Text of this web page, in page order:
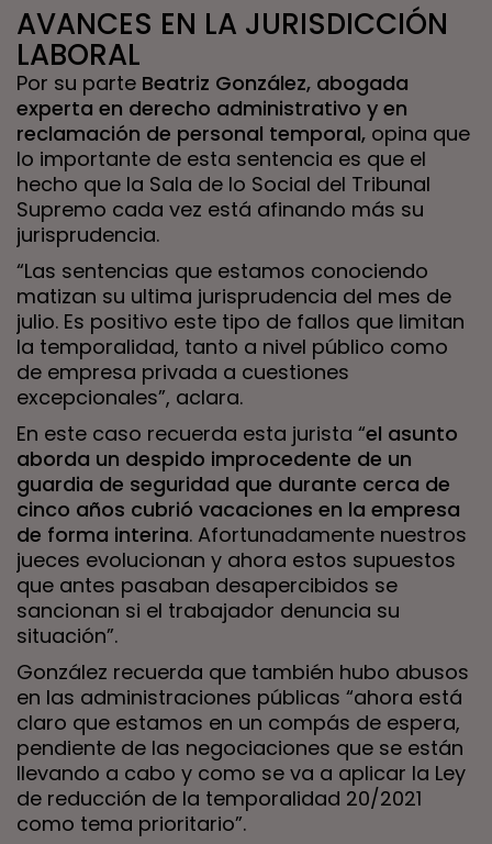
AVANCES EN LA JURISDICCIÓN
LABORAL
Por su parte Beatriz González, abogada
experta en derecho administrativo y en
reclamación de personal temporal, opina que
lo importante de esta sentencia es que el
hecho que la Sala de lo Social del Tribunal
Supremo cada vez está afinando más su
jurisprudencia.
“Las sentencias que estamos conociendo
matizan su ultima jurisprudencia del mes de
julio. Es positivo este tipo de fallos que limitan
la temporalidad, tanto a nivel público como
de empresa privada a cuestiones
excepcionales”, aclara.
En este caso recuerda esta jurista “el asunto
aborda un despido improcedente de un
guardia de seguridad que durante cerca de
cinco años cubrió vacaciones en la empresa
de forma interina. Afortunadamente nuestros
jueces evolucionan y ahora estos supuestos
que antes pasaban desapercibidos se
sancionan si el trabajador denuncia su
situación”.
González recuerda que también hubo abusos
en las administraciones públicas “ahora está
claro que estamos en un compás de espera,
pendiente de las negociaciones que se están
llevando a cabo y como se va a aplicar la Ley
de reducción de la temporalidad 20/2021
como tema prioritario”.